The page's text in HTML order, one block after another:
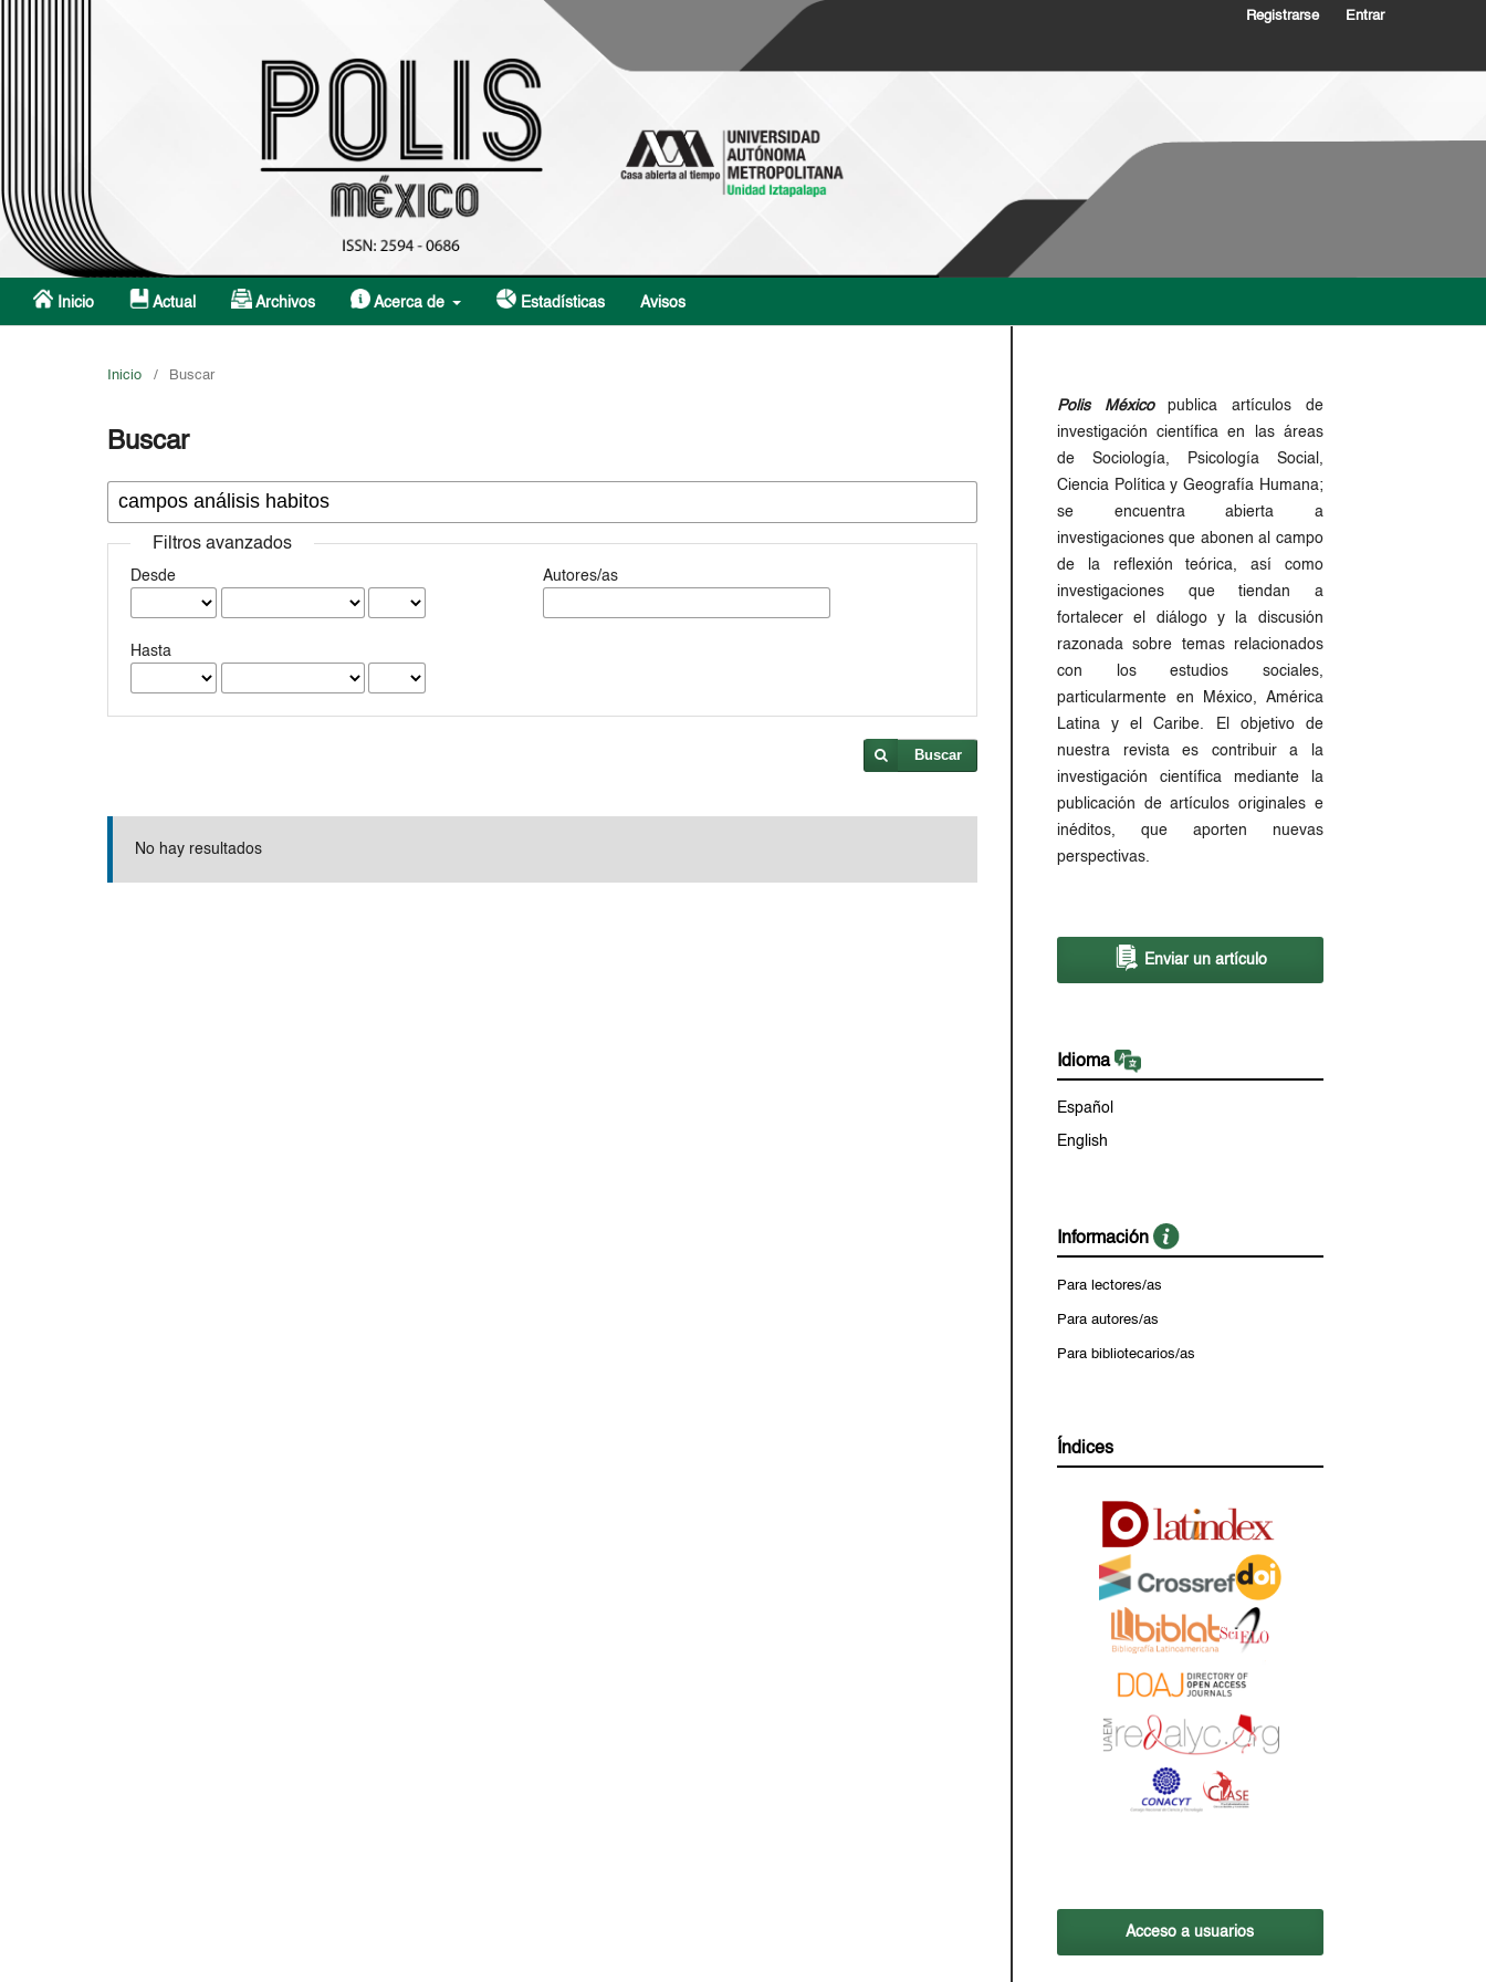
Inicio Actual Archivos Acerca de Estadísticas Avisos
Registrarse Entrar
Inicio / Buscar
Buscar
Filtros avanzados
Desde
Hasta
Autores/as
Buscar
No hay resultados
Polis Méxicopublica artículos de
investigación científica en las áreas
de Sociología, Psicología Social,
Ciencia Política y Geografía Humana;
se encuentra abierta a
investigaciones que abonen al campo
de la reflexión teórica, así como
investigaciones que tiendan a
fortalecer el diálogo y la discusión
razonada sobre temas relacionados
con los estudios sociales,
particularmente en México, América
Latina y el Caribe. El objetivo de
nuestra revista es contribuir a la
investigación científica mediante la
publicación de artículos originales e
inéditos, que aporten nuevas
perspectivas.
Enviar un artículo
Idioma
Español
English
Información
Para lectores/as
Para autores/as
Para bibliotecarios/as
Índices
Acceso a usuarios